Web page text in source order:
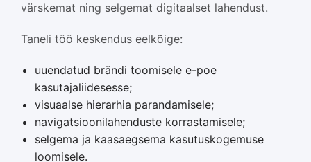
värskemat ning selgemat digitaalset lahendust.
Taneli töö keskendus eelkõige:
uuendatud brändi toomisele e-poe
kasutajaliidesesse;
visuaalse hierarhia parandamisele;
navigatsioonilahenduste korrastamisele;
selgema ja kaasaegsema kasutuskogemuse
loomisele.